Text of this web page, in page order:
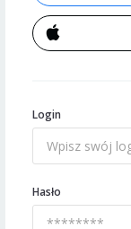
Login
Hasło